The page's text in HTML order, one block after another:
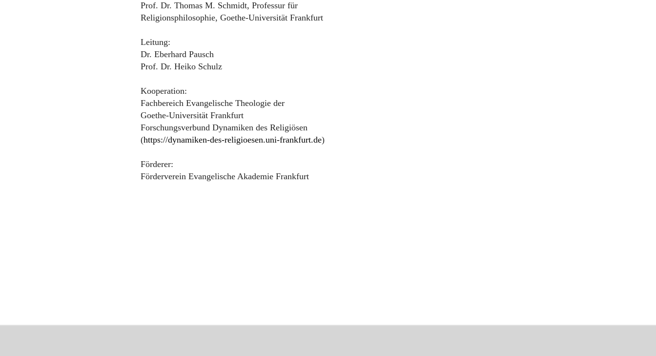
Prof. Dr. Thomas M. Schmidt, Professur für
Religionsphilosophie, Goethe-Universität Frankfurt
Leitung:
Dr. Eberhard Pausch
Prof. Dr. Heiko Schulz
Kooperation:
Fachbereich Evangelische Theologie der
Goethe-Universität Frankfurt
Forschungsverbund Dynamiken des Religiösen
(https://dynamiken-des-religioesen.uni-frankfurt.de)
Förderer:
Förderverein Evangelische Akademie Frankfurt